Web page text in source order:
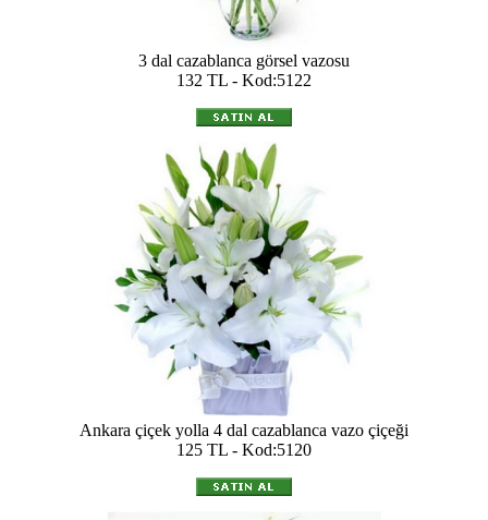
3 dal cazablanca görsel vazosu
132 TL - Kod:5122
Ankara çiçek yolla 4 dal cazablanca vazo çiçeği
125 TL - Kod:5120